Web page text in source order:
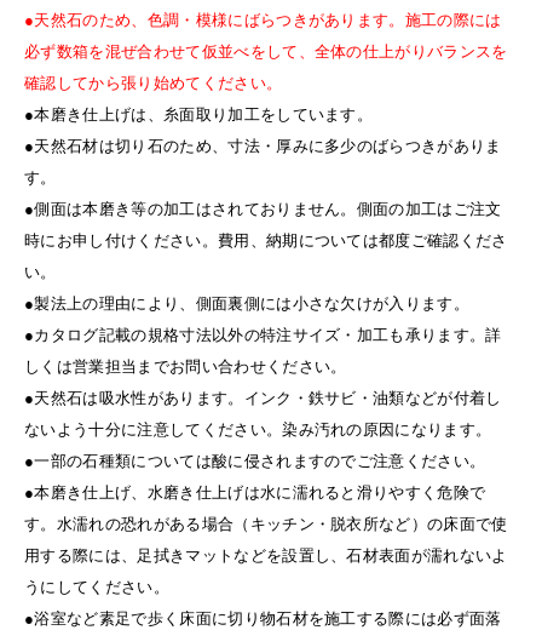
●天然石のため、色調・模様にばらつきがあります。施工の際には
必ず数箱を混ぜ合わせて仮並べをして、全体の仕上がりバランスを
確認してから張り始めてください。
●本磨き仕上げは、糸面取り加工をしています。
●天然石材は切り石のため、寸法・厚みに多少のばらつきがありま
す。
●側面は本磨き等の加工はされておりません。側面の加工はご注文
時にお申し付けください。費用、納期については都度ご確認くださ
い。
●製法上の理由により、側面裏側には小さな欠けが入ります。
●カタログ記載の規格寸法以外の特注サイズ・加工も承ります。詳
しくは営業担当までお問い合わせください。
●天然石は吸水性があります。インク・鉄サビ・油類などが付着し
ないよう十分に注意してください。染み汚れの原因になります。
●一部の石種類については酸に侵されますのでご注意ください。
●本磨き仕上げ、水磨き仕上げは水に濡れると滑りやすく危険で
す。水濡れの恐れがある場合（キッチン・脱衣所など）の床面で使
用する際には、足拭きマットなどを設置し、石材表面が濡れないよ
うにしてください。
●浴室など素足で歩く床面に切り物石材を施工する際には必ず面落